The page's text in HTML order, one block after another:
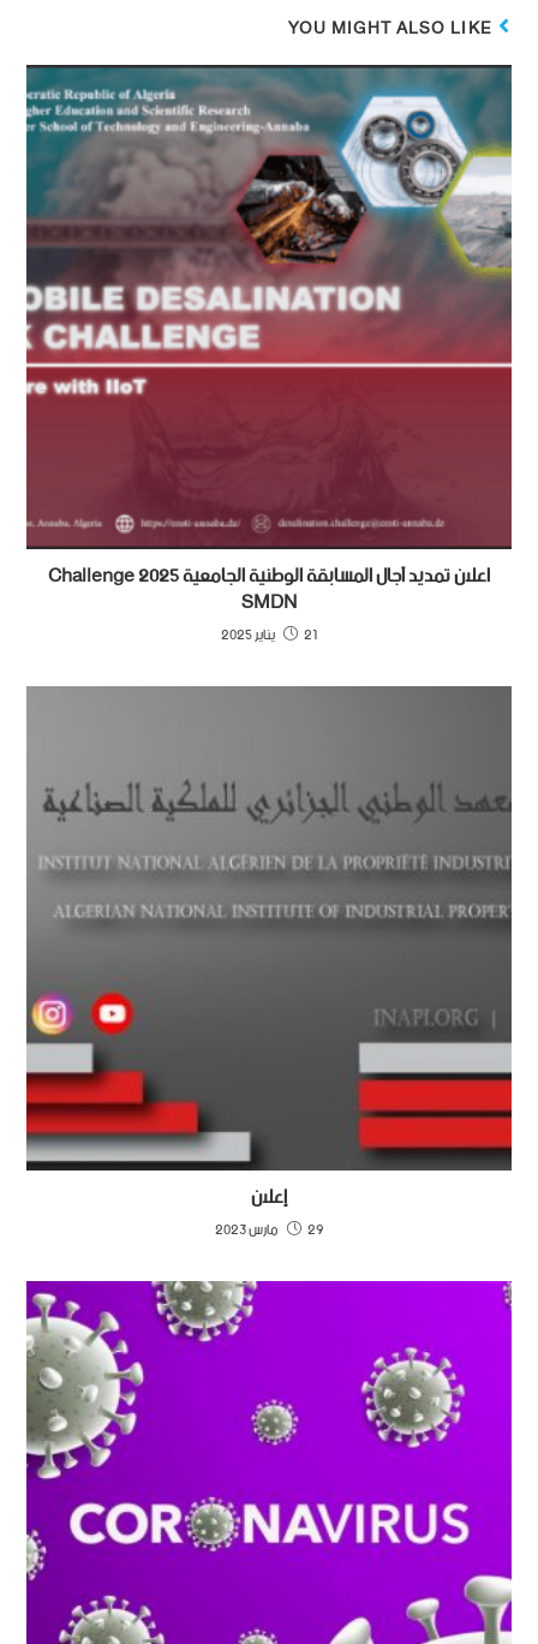
YOU MIGHT ALSO LIKE
اعلان تمديد آجال المسابقة الوطنية الجامعية 2025 Challenge
SMDN
21 يناير 2025
إعلان
29 مارس 2023